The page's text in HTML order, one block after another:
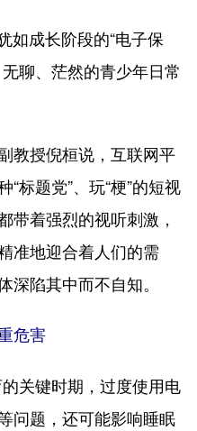
成长阶段的“电子保
聊、茫然的青少年日常
授倪桓说，互联网平
标题党”、玩“梗”的短视
带着强烈的视听刺激，
准地迎合着人们的需
陷其中而不自知。
危害
关键时期，过度使用电
问题，还可能影响睡眠